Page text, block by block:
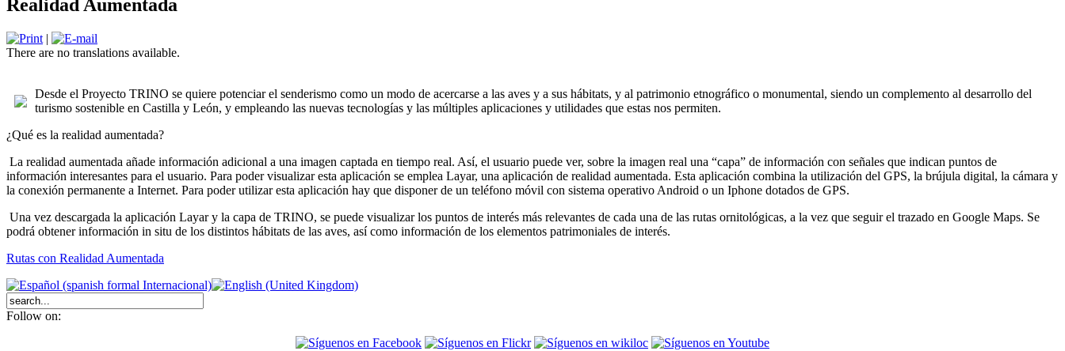
Realidad Aumentada
|
There are no translations available.
Desde el Proyecto TRINO se quiere potenciar el senderismo como un modo de acercarse a las aves y a sus hábitats, y al patrimonio etnográfico o monumental, siendo un complemento al desarrollo del
turismo sostenible en Castilla y León, y empleando las nuevas tecnologías y las múltiples aplicaciones y utilidades que estas nos permiten.
¿Qué es la realidad aumentada?
La realidad aumentada añade información adicional a una imagen captada en tiempo real. Así, el usuario puede ver, sobre la imagen real una “capa” de información con señales que indican puntos de
información interesantes para el usuario. Para poder visualizar esta aplicación se emplea Layar, una aplicación de realidad aumentada. Esta aplicación combina la utilización del GPS, la brújula digital, la cámara y
la conexión permanente a Internet. Para poder utilizar esta aplicación hay que disponer de un teléfono móvil con sistema operativo Android o un Iphone dotados de GPS.
Una vez descargada la aplicación Layar y la capa de TRINO, se puede visualizar los puntos de interés más relevantes de cada una de las rutas ornitológicas, a la vez que seguir el trazado en Google Maps. Se
podrá obtener información in situ de los distintos hábitats de las aves, así como información de los elementos patrimoniales de interés.
Rutas con Realidad Aumentada
Follow on: